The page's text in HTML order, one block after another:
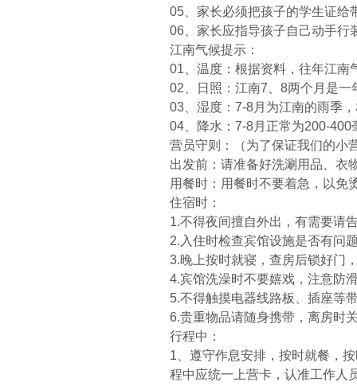
05、家长必须把孩子的学生证给
06、家长应指导孩子自己动手行
江南气候提示：
01、温度：根据资料，往年江南
02、日照：江南7、8两个月是
03、湿度：7-8月为江南的雨季
04、降水：7-8月正常为200-
营员守则：（为了保证我们的小
出发前：请准备好洗涮用品、衣
用餐时：用餐时不要着急，以免
住宿时：
1.不得夜间擅自外出，有需要请
2.入住时检查宾馆设施是否有问
3.晚上按时就寝，查房后锁好门
4.宾馆洗澡时不要嬉戏，注意防
5.不得触摸电器线路板、插座等
6.贵重物品请随身携带，离房时
行程中：
1、遵守作息安排，按时就餐，
程中应统一上营卡，认准工作人